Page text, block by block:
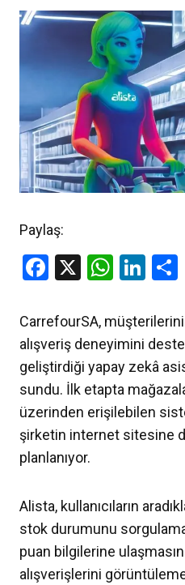
Paylaş:
Facebook
X
CarrefourSA,
alışveriş deneyimini
geliştirdiği yapay zekâ
sundu. İlk etapta
üzerinden erişilebilen
şirketin internet sitesine
planlanıyor.
Alista, kullanıcıların
stok durumunu
puan bilgilerine
alışverişlerini